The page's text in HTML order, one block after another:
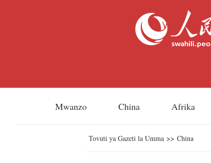
Mwanzo China Afrika
Tovuti ya Gazeti la Umma >> China